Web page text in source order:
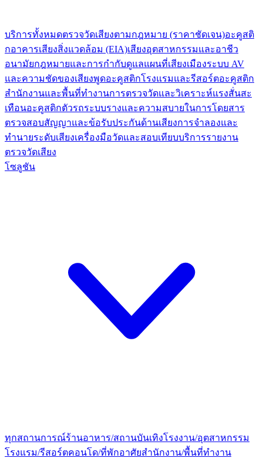
บริการทั้งหมดตรวจวัดเสียงตามกฎหมาย (ราคาชัดเจน)อะคูสติ
กอาคารเสียงสิ่งแวดล้อม (EIA)เสียงอุตสาหกรรมและอาชีว
อนามัยกฎหมายและการกำกับดูแลแผนที่เสียงเมืองระบบ AV
และความชัดของเสียงพูดอะคูสติกโรงแรมและรีสอร์ตอะคูสติก
สำนักงานและพื้นที่ทำงานการตรวจวัดและวิเคราะห์แรงสั่นสะ
เทือนอะคูสติกตัวรถระบบรางและความสบายในการโดยสาร
ตรวจสอบสัญญาและข้อรับประกันด้านเสียงการจำลองและ
ทำนายระดับเสียงเครื่องมือวัดและสอบเทียบบริการรายงาน
ตรวจวัดเสียง
โซลูชัน
ทุกสถานการณ์ร้านอาหาร/สถานบันเทิงโรงงาน/อุตสาหกรรม
โรงแรม/รีสอร์ตคอนโด/ที่พักอาศัยสำนักงาน/พื้นที่ทำงาน